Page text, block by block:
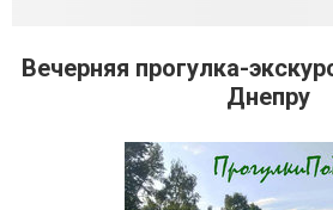
Вечерняя прогулка-
Днепру